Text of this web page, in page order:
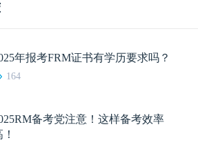
年报考FRM证书有学历要求吗？
164
备考党注意！这样备考效率